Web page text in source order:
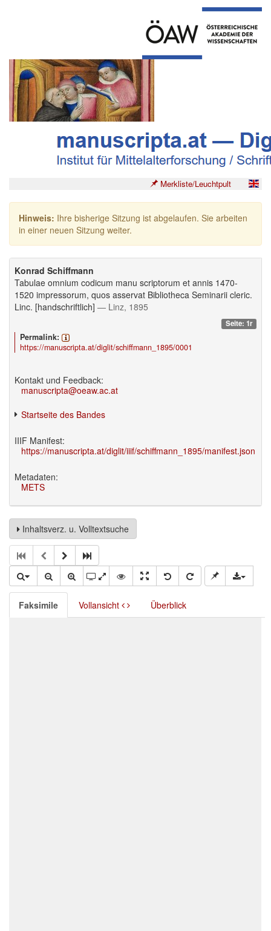
Merkliste/Leuchtpult
Hinweis: Ihre bisherige Sitzung ist abgelaufen. Sie arbeiten
in einer neuen Sitzung weiter.
Konrad Schiffmann
Tabulae omnium codicum manu scriptorum et annis 1470-
1520 impressorum, quos asservat Bibliotheca Seminarii cleric.
Linc. [handschriftlich] — Linz, 1895
Seite: 1r
Permalink:
https://manuscripta.at/diglit/schiffmann_1895/0001
Kontakt und Feedback:
manuscripta@oeaw.ac.at
Startseite des Bandes
IIIF Manifest:
https://manuscripta.at/diglit/iiif/schiffmann_1895/manifest.json
Metadaten:
METS
Inhaltsverz. u. Volltextsuche
Faksimile Vollansicht Überblick